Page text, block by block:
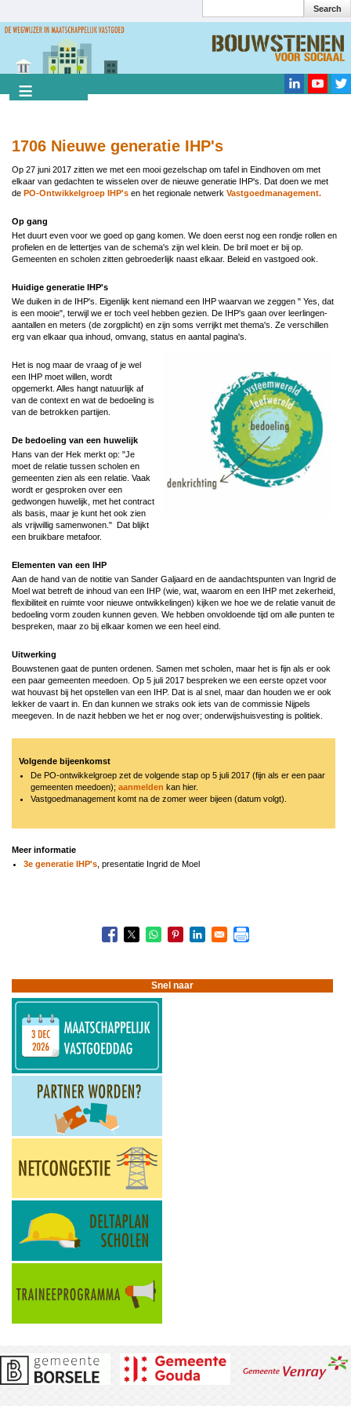
naar
gaan
Search
1706 Nieuwe generatie IHP's
Op 27 juni 2017 zitten we met een mooi gezelschap om tafel in Eindhoven om met
elkaar van gedachten te wisselen over de nieuwe generatie IHP's. Dat doen we met
de PO-Ontwikkelgroep IHP's en het regionale netwerk Vastgoedmanagement.
Op gang
Het duurt even voor we goed op gang komen. We doen eerst nog een rondje rollen en
profielen en de lettertjes van de schema's zijn wel klein. De bril moet er bij op.
Gemeenten en scholen zitten gebroederlijk naast elkaar. Beleid en vastgoed ook.
Huidige generatie IHP's
We duiken in de IHP's. Eigenlijk kent niemand een IHP waarvan we zeggen " Yes, dat
is een mooie", terwijl we er toch veel hebben gezien. De IHP's gaan over leerlingen-
aantallen en meters (de zorgplicht) en zijn soms verrijkt met thema's. Ze verschillen
erg van elkaar qua inhoud, omvang, status en aantal pagina's.
Het is nog maar de vraag of je wel
een IHP moet willen, wordt
opgemerkt. Alles hangt natuurlijk af
van de context en wat de bedoeling is
van de betrokken partijen.
De bedoeling van een huwelijk
Hans van der Hek merkt op: "Je
moet de relatie tussen scholen en
gemeenten zien als een relatie. Vaak
wordt er gesproken over een
gedwongen huwelijk, met het contract
als basis, maar je kunt het ook zien
als vrijwillig samenwonen." Dat blijkt
een bruikbare metafoor.
Elementen van een IHP
Aan de hand van de notitie van Sander Galjaard en de aandachtspunten van Ingrid de
Moel wat betreft de inhoud van een IHP (wie, wat, waarom en een IHP met zekerheid,
flexibiliteit en ruimte voor nieuwe ontwikkelingen) kijken we hoe we de relatie vanuit de
bedoeling vorm zouden kunnen geven. We hebben onvoldoende tijd om alle punten te
bespreken, maar zo bij elkaar komen we een heel eind.
Uitwerking
Bouwstenen gaat de punten ordenen. Samen met scholen, maar het is fijn als er ook
een paar gemeenten meedoen. Op 5 juli 2017 bespreken we een eerste opzet voor
wat houvast bij het opstellen van een IHP. Dat is al snel, maar dan houden we er ook
lekker de vaart in. En dan kunnen we straks ook iets van de commissie Nijpels
meegeven. In de nazit hebben we het er nog over; onderwijshuisvesting is politiek.
Volgende bijeenkomst
De PO-ontwikkelgroep zet de volgende stap op 5 juli 2017 (fijn als er een paar
gemeenten meedoen); aanmelden kan hier.
Vastgoedmanagement komt na de zomer weer bijeen (datum volgt).
Meer informatie
3e generatie IHP's , presentatie Ingrid de Moel
Nieuwe
generatie
IHP's
Snel naar